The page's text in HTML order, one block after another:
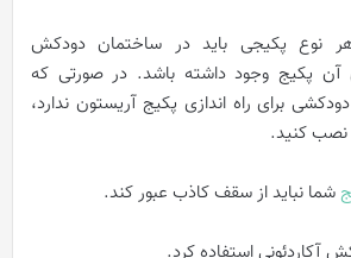
نوع پکیجی باید در ساختمان دودکش
آن پکیج وجود داشته باشد. در صورتی که
برای راه اندازی پکیج آریستون ندارد،
نصب کنید.
شما نباید از سقف کاذب عبور کند.